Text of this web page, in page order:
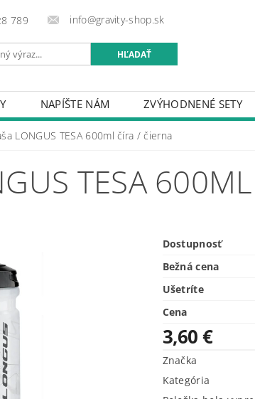
789 info@gravity-shop.sk
NAPÍŠTE NÁM ZVÝHODNENÉ SETY
LONGUS TESA 600ml číra / čierna
TESA
Dostupnosť
Bežná cena
Ušetríte
Cena
3,60 €
Značka
Kategória